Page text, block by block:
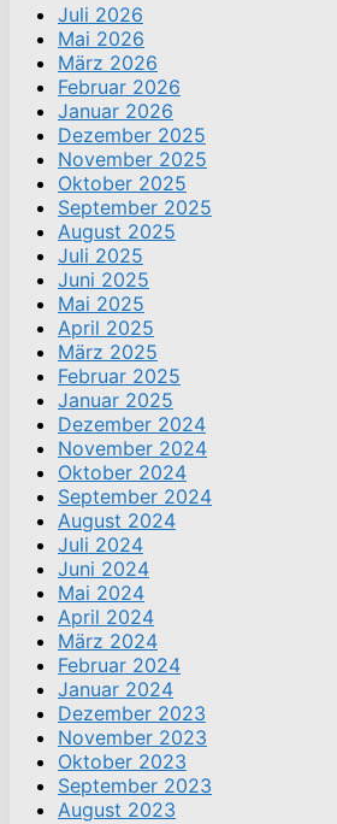
Juli 2026
Mai 2026
März 2026
Februar 2026
Januar 2026
Dezember 2025
November 2025
Oktober 2025
September 2025
August 2025
Juli 2025
Juni 2025
Mai 2025
April 2025
März 2025
Februar 2025
Januar 2025
Dezember 2024
November 2024
Oktober 2024
September 2024
August 2024
Juli 2024
Juni 2024
Mai 2024
April 2024
März 2024
Februar 2024
Januar 2024
Dezember 2023
November 2023
Oktober 2023
September 2023
August 2023